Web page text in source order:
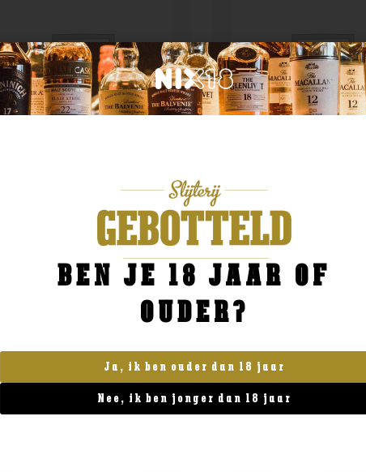
Enate Gewurztraminer
BESTELLEN
Enate 234 Chardonnay
Magnum
29,99
BESTELLEN
BEN JE 18 JAAR OF
OUDER?
Ja, ik ben ouder dan 18 jaar
Nee, ik ben jonger dan 18 jaar